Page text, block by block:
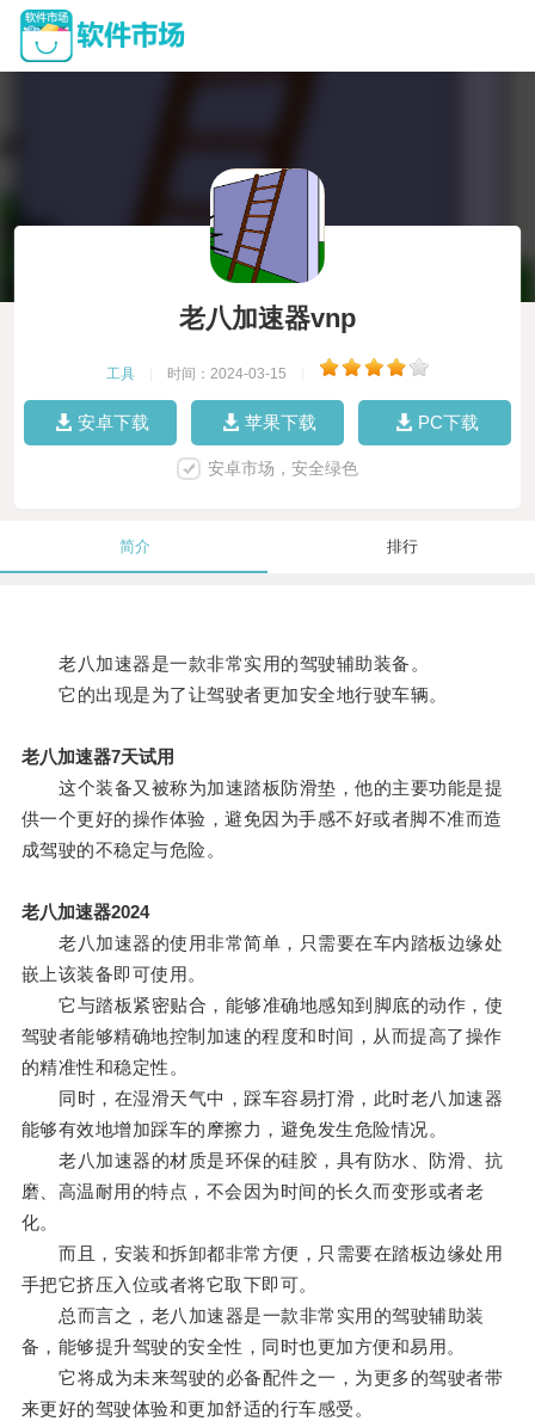
老八加速器vnp
工具 时间：2024-03-15
安卓下载 苹果下载 PC下载
安卓市场，安全绿色
简介 排行
老八加速器是一款非常实用的驾驶辅助装备。
它的出现是为了让驾驶者更加安全地行驶车辆。
老八加速器7天试用
这个装备又被称为加速踏板防滑垫，他的主要功能是提
供一个更好的操作体验，避免因为手感不好或者脚不准而造
成驾驶的不稳定与危险。
老八加速器2024
老八加速器的使用非常简单，只需要在车内踏板边缘处
嵌上该装备即可使用。
它与踏板紧密贴合，能够准确地感知到脚底的动作，使
驾驶者能够精确地控制加速的程度和时间，从而提高了操作
的精准性和稳定性。
同时，在湿滑天气中，踩车容易打滑，此时老八加速器
能够有效地增加踩车的摩擦力，避免发生危险情况。
老八加速器的材质是环保的硅胶，具有防水、防滑、抗
磨、高温耐用的特点，不会因为时间的长久而变形或者老
化。
而且，安装和拆卸都非常方便，只需要在踏板边缘处用
手把它挤压入位或者将它取下即可。
总而言之，老八加速器是一款非常实用的驾驶辅助装
备，能够提升驾驶的安全性，同时也更加方便和易用。
它将成为未来驾驶的必备配件之一，为更多的驾驶者带
来更好的驾驶体验和更加舒适的行车感受。